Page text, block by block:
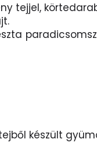
tejjel,
készült